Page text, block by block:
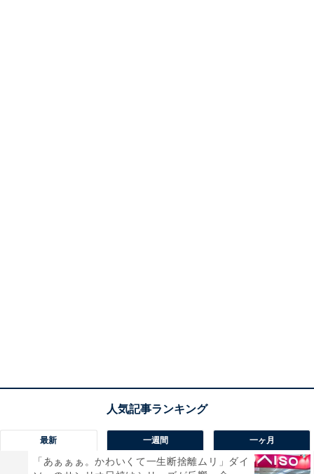
最新 一週間 一ヶ月
「あぁぁぁ。かわいくて一生断捨離ムリ」ダイ